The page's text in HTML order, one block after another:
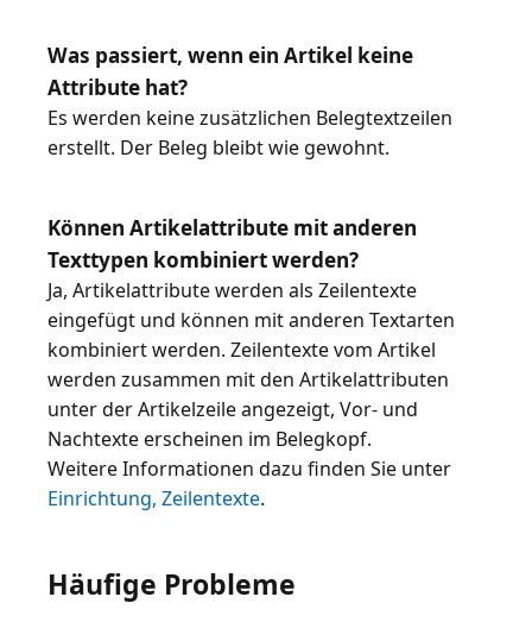
Was passiert, wenn ein Artikel keine
Attribute hat?
Es werden keine zusätzlichen Belegtextzeilen
erstellt. Der Beleg bleibt wie gewohnt.
Können Artikelattribute mit anderen
Texttypen kombiniert werden?
Ja, Artikelattribute werden als Zeilentexte
eingefügt und können mit anderen Textarten
kombiniert werden. Zeilentexte vom Artikel
werden zusammen mit den Artikelattributen
unter der Artikelzeile angezeigt, Vor- und
Nachtexte erscheinen im Belegkopf.
Weitere Informationen dazu finden Sie unter
Einrichtung, Zeilentexte.
Häufige Probleme